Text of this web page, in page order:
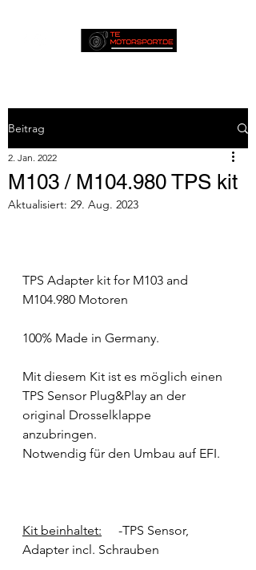
Beitrag
M103 / M104.980 TPS kit
2. Jan. 2022
Aktualisiert: 29. Aug. 2023
TPS Adapter kit for M103 and
M104.980 Motoren
100% Made in Germany.
Mit diesem Kit ist es möglich einen
TPS Sensor Plug&Play an der
original Drosselklappe
anzubringen.
Notwendig für den Umbau auf EFI.
Kit beinhaltet:
Adapter incl. Schrauben